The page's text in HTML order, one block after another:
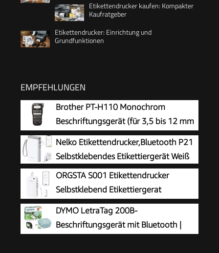
Etikettendrucker kaufen: Kompakter
Kaufratgeber
Etikettendrucker: Einrichtung und
Grundfunktionen
EMPFEHLUNGEN
Brother PT-H110 Monochrom
Beschriftungsgerät (für 3,5 bis 12 mm
breite TZe-Schriftbänder, bis zu 20
mm/Sek. Druckgeschwindigkeit)
Nelko Etikettendrucker,Bluetooth P21
Selbstklebendes Etikettiergerät Weiß
ORGSTA S001 Etikettendrucker
Selbstklebend Etikettiergerat
Bluetooth
DYMO LetraTag 200B-
Beschriftungsgerät mit Bluetooth |